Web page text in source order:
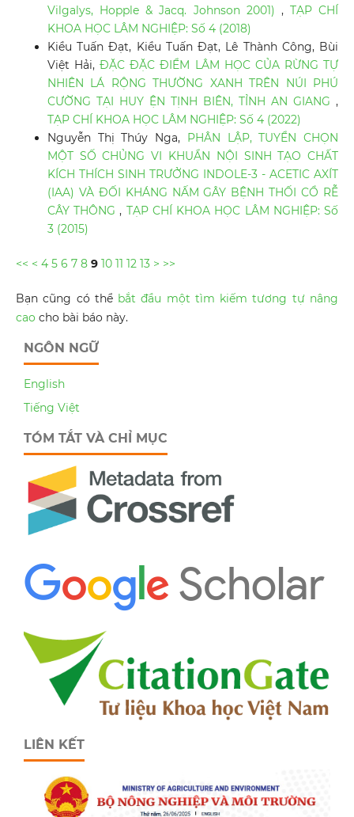
Vilgalys, Hopple & Jacq. Johnson 2001) , TẠP CHÍ
KHOA HỌC LÂM NGHIỆP: Số 4 (2018)
Kiều Tuấn Đạt, Kiều Tuấn Đạt, Lê Thành Công, Bùi
Việt Hải,ĐẶC ĐẶC ĐIỂM LÂM HỌC CỦA RỪNG TỰ
NHIÊN LÁ RỘNG THƯỜNG XANH TRÊN NÚI PHÚ
CƯỜNG TẠI HUY ỆN TỊNH BIÊN, TỈNH AN GIANG,
TẠP CHÍ KHOA HỌC LÂM NGHIỆP: Số 4 (2022)
Nguyễn Thị Thúy Nga, PHÂN LẬP, TUYỂN CHỌN
MỘT SỐ CHỦNG VI KHUẨN NỘI SINH TẠO CHẤT
KÍCH THÍCH SINH TRƯỞNG INDOLE-3 - ACETIC AXÍT
(IAA) VÀ ĐỐI KHÁNG NẤM GÂY BỆNH THỐI CỔ RỄ
CÂY THÔNG, TẠP CHÍ KHOA HỌC LÂM NGHIỆP: Số
3 (2015)
<< < 4 5 6 7 8 9 10 11 12 13 > >>
Bạn cũng có thể bắt đầu một tìm kiếm tương tự nâng
cao cho bài báo này.
NGÔN NGỮ
English
Tiếng Việt
TÓM TẮT VÀ CHỈ MỤC
LIÊN KẾT